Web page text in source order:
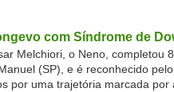
com Síndrome de
Melchiori, o Neno, completou
(SP), e é reconhecido
por uma trajetória marcada por